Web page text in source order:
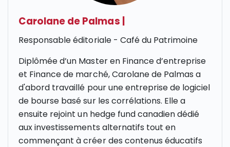
Carolane de Palmas
Responsable éditoriale - Café du Patrimoine
Diplômée d’un Master en Finance d’entreprise
et Finance de marché, Carolane de Palmas a
d'abord travaillé pour une entreprise de logiciel
de bourse basé sur les corrélations. Elle a
ensuite rejoint un hedge fund canadien dédié
aux investissements alternatifs tout en
commençant à créer des contenus éducatifs